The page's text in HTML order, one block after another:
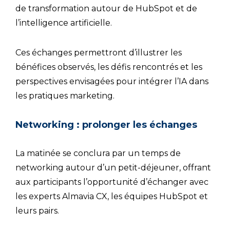
de transformation autour de HubSpot et de
l’intelligence artificielle.
Ces échanges permettront d’illustrer les
bénéfices observés, les défis rencontrés et les
perspectives envisagées pour intégrer l’IA dans
les pratiques marketing.
Networking : prolonger les échanges
La matinée se conclura par un temps de
networking autour d’un petit-déjeuner, offrant
aux participants l’opportunité d’échanger avec
les experts Almavia CX, les équipes HubSpot et
leurs pairs.